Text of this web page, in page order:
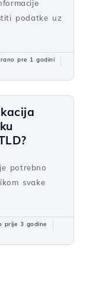
podatke uz
pre 1 godini
potrebno
svake
prije 3 godine